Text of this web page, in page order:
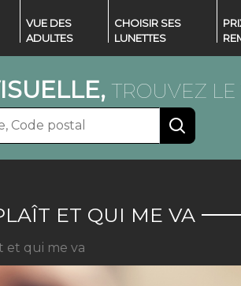
VUE DES
ADULTES
CHOISIR SES
LUNETTES
TROUVEZ LE
ET QUI ME VA
et qui me va